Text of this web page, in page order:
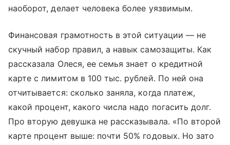
наоборот, делает человека более уязвимым.
Финансовая грамотность в этой ситуации — не
скучный набор правил, а навык самозащиты. Как
рассказала Олеся, ее семья знает о кредитной
карте с лимитом в 100 тыс. рублей. По ней она
отчитывается: сколько заняла, когда платеж,
какой процент, какого числа надо погасить долг.
Про вторую девушка не рассказывала. «По второй
карте процент выше: почти 50% годовых. Но зато